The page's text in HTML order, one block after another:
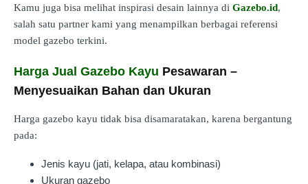
Kamu juga bisa melihat inspirasi desain lainnya di Gazebo.id,
salah satu partner kami yang menampilkan berbagai referensi
model gazebo terkini.
Harga Jual Gazebo Kayu Pesawaran –
Menyesuaikan Bahan dan Ukuran
Harga gazebo kayu tidak bisa disamaratakan, karena bergantung
pada:
Jenis kayu (jati, kelapa, atau kombinasi)
Ukuran gazebo